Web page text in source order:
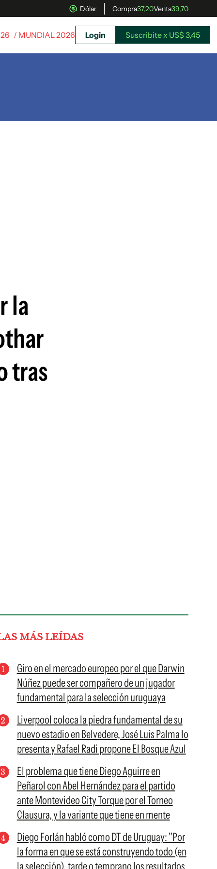
Dólar Compra37,20Venta39,70
/ MUNDIAL 2026 Login Suscribite x US$ 3,45
la
tras
MÁS LEÍDAS
Giro en el mercado europeo por el que Darwin
Núñez puede ser compañero de un jugador
fundamental para la selección uruguaya
Liverpool coloca la piedra fundamental de su
nuevo estadio en Belvedere, José Luis Palma lo
presenta y Rafael Radi propone El Bosque Azul
El problema que tiene Diego Aguirre en
Peñarol con Abel Hernández para el partido
ante Montevideo City Torque por el Torneo
Clausura, y la variante que tiene en mente
Diego Forlán habló como DT de Uruguay: "Por
la forma en que se está construyendo todo (en
la selección), tarde o temprano los resultados